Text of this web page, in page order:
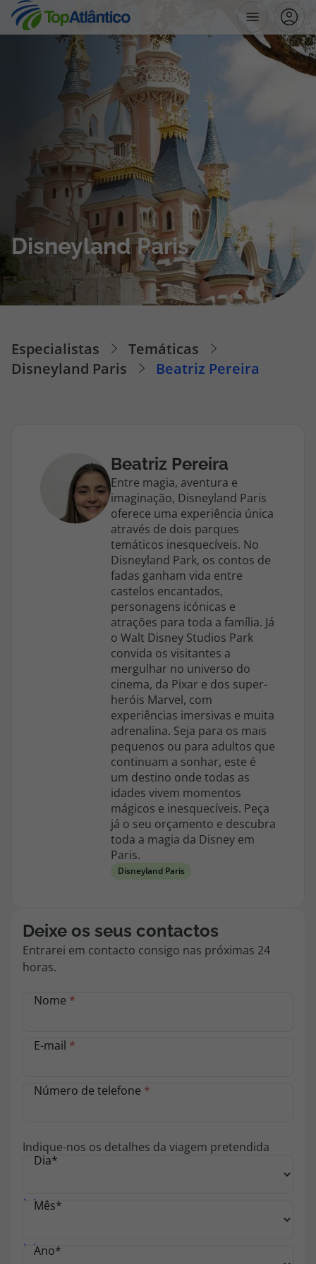
Destinos
Hotéis
Voos + Hotel
Pacotes de Férias
Disneyland ® Paris
Escapadinhas
Cruzeiros
Promoções
Rede de Lojas
Blog TopViagens
Área de Cliente
Apoio ao cliente em Portugal
Custo de uma chamada para a rede fixa nacional.
Apoio ao cliente no Estrangeiro
Custo de uma chamada para a rede fixa nacional.
A sua agência de viagens Top Atlântico tem a preocupação de estar
sempre mais perto de si, para maior comodidade e total facilidade
na marcação das suas viagens, tem ainda ao seu dispor o nosso call
topatlantico@topatlantico.com
Disneyland Paris
Especialistas
Temáticas
Disneyland Paris
Beatriz Pereira
Beatriz Pereira
Entre magia, aventura e
imaginação, Disneyland Paris
oferece uma experiência única
através de dois parques
temáticos inesquecíveis. No
Disneyland Park, os contos de
fadas ganham vida entre
castelos encantados,
personagens icónicas e
atrações para toda a família. Já
o Walt Disney Studios Park
convida os visitantes a
mergulhar no universo do
cinema, da Pixar e dos super-
heróis Marvel, com
experiências imersivas e muita
adrenalina. Seja para os mais
pequenos ou para adultos que
continuam a sonhar, este é
um destino onde todas as
idades vivem momentos
mágicos e inesquecíveis. Peça
já o seu orçamento e descubra
toda a magia da Disney em
Paris.
Disneyland Paris
Deixe os seus contactos
Entrarei em contacto consigo nas próximas 24
horas.
Nome *
E-mail *
Número de telefone *
Indique-nos os detalhes da viagem pretendida
Dia*
Mês*
Ano*